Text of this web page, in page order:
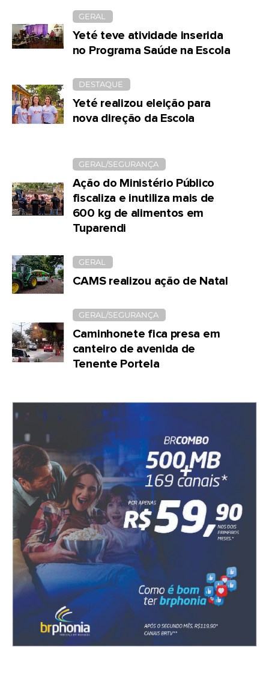
GERAL
Yeté teve atividade inserida
no Programa Saúde na Escola
DESTAQUE
Yeté realizou eleição para
nova direção da Escola
GERAL/SEGURANÇA
Ação do Ministério Público
fiscaliza e inutiliza mais de
600 kg de alimentos em
Tuparendi
GERAL
CAMS realizou ação de Natal
GERAL/SEGURANÇA
Caminhonete fica presa em
canteiro de avenida de
Tenente Portela